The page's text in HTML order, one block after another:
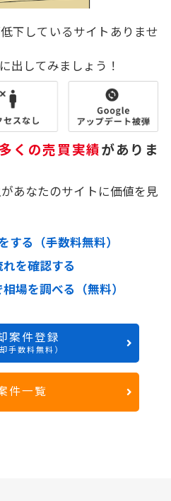
下しているサイトありませ
出してみましょう！
多くの売買実績がありま
あなたのサイトに価値を見
する（手数料無料）
を確認する
場を調べる（無料）
案件登録
却手数料無料）
件一覧